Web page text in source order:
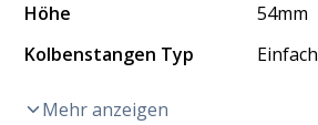
Höhe
54mm
Kolbenstangen Typ
Einfach
Mehr anzeigen